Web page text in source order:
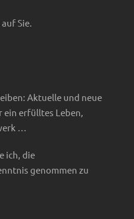
Sie.
Aktuelle und neue
ein erfülltes Leben,
…
ich, die
genommen zu